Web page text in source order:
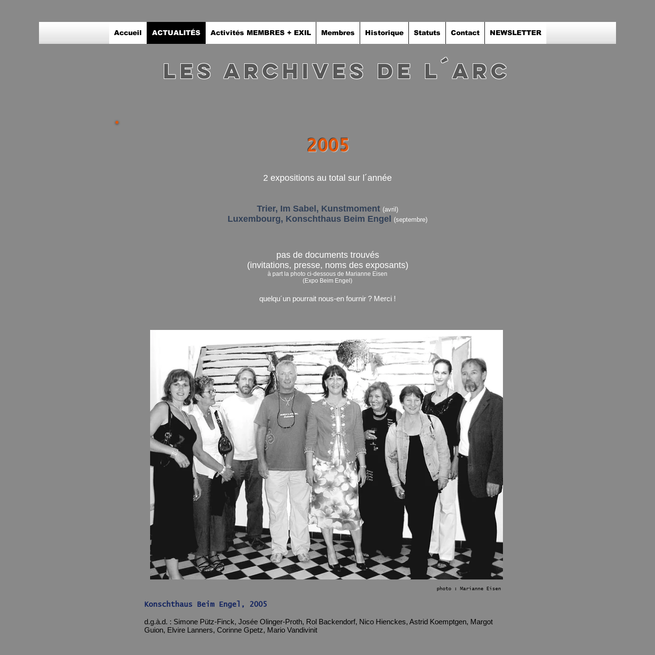
Accueil ACTUALITÉS Activités MEMBRES + EXIL Membres Historique Statuts Contact NEWSLETTER
Les archives de l´ARC
2005
2 expositions au total sur l´année
Trier, Im Sabel, Kunstmoment (avril)
​Luxembourg, Konschthaus Beim Engel (septembre)
pas de documents trouvés
(invitations, presse, noms des exposants)
à part la photo ci-dessous de Marianne Eisen
(Expo Beim Engel)
quelqu´un pourrait nous-en fournir ? Merci !
photo : Marianne Eisen
Konschthaus Beim Engel, 2005
d.g.à.d. : Simone Pütz-Finck, Josée Olinger-Proth, Rol Backendorf, Nico Hienckes, Astrid Koemptgen, Margot
Guion, Elvire Lanners, Corinne Gpetz, Mario Vandivinit